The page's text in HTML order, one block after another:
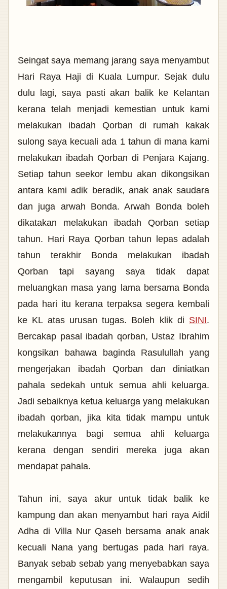
Seingat saya memang jarang saya menyambut
Hari Raya Haji di Kuala Lumpur. Sejak dulu
dulu lagi, saya pasti akan balik ke Kelantan
kerana telah menjadi kemestian untuk kami
melakukan ibadah Qorban di rumah kakak
sulong saya kecuali ada 1 tahun di mana kami
melakukan ibadah Qorban di Penjara Kajang.
Setiap tahun seekor lembu akan dikongsikan
antara kami adik beradik, anak anak saudara
dan juga arwah Bonda. Arwah Bonda boleh
dikatakan melakukan ibadah Qorban setiap
tahun. Hari Raya Qorban tahun lepas adalah
tahun terakhir Bonda melakukan ibadah
Qorban tapi sayang saya tidak dapat
meluangkan masa yang lama bersama Bonda
pada hari itu kerana terpaksa segera kembali
ke KL atas urusan tugas. Boleh klik di SINI.
Bercakap pasal ibadah qorban, Ustaz Ibrahim
kongsikan bahawa baginda Rasulullah yang
mengerjakan ibadah Qorban dan diniatkan
pahala sedekah untuk semua ahli keluarga.
Jadi sebaiknya ketua keluarga yang melakukan
ibadah qorban, jika kita tidak mampu untuk
melakukannya bagi semua ahli keluarga
kerana dengan sendiri mereka juga akan
mendapat pahala.
Tahun ini, saya akur untuk tidak balik ke
kampung dan akan menyambut hari raya Aidil
Adha di Villa Nur Qaseh bersama anak anak
kecuali Nana yang bertugas pada hari raya.
Banyak sebab sebab yang menyebabkan saya
mengambil keputusan ini. Walaupun sedih